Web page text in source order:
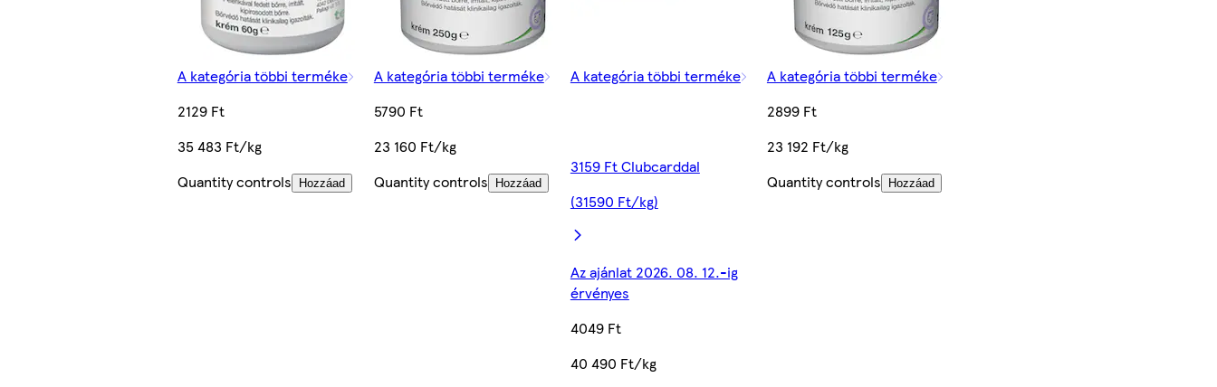
A kategória többi terméke
2129 Ft
35 483 Ft/kg
Quantity controls
Hozzáad
A kategória többi terméke
5790 Ft
23 160 Ft/kg
Quantity controls
Hozzáad
A kategória többi terméke
3159 Ft Clubcarddal
(31590 Ft/kg)
Az ajánlat 2026. 08. 12.-ig
érvényes
4049 Ft
40 490 Ft/kg
A kategória többi terméke
2899 Ft
23 192 Ft/kg
Quantity controls
Hozzáad